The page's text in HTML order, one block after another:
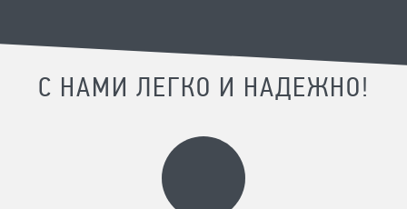
С НАМИ ЛЕГКО И НАДЕЖНО!